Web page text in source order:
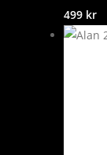
499 kr